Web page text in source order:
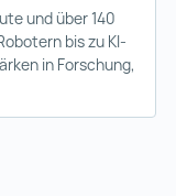
und über 140
bis zu KI-
in Forschung,